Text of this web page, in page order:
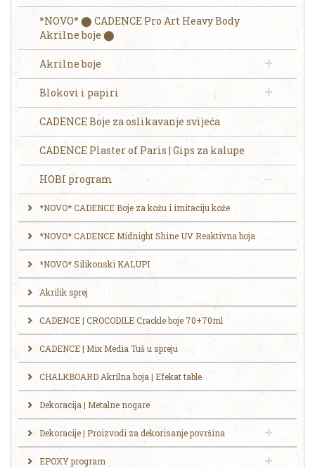
*NOVO* ⬤ CADENCE Pro Art Heavy Body
Akrilne boje ⬤
Akrilne boje
Blokovi i papiri
CADENCE Boje za oslikavanje svijeća
CADENCE Plaster of Paris | Gips za kalupe
HOBI program
*NOVO* CADENCE Boje za kožu i imitaciju kože
*NOVO* CADENCE Midnight Shine UV Reaktivna boja
*NOVO* Silikonski KALUPI
Akrilik sprej
CADENCE | CROCODILE Crackle boje 70+70ml
CADENCE | Mix Media Tuš u spreju
CHALKBOARD Akrilna boja | Efekat table
Dekoracija | Metalne nogare
Dekoracije | Proizvodi za dekorisanje površina
EPOXY program